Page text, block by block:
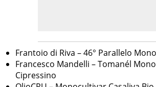
Frantoio di Riva – 46° Parallelo
Francesco Mandelli – Tomanél
Cipressino